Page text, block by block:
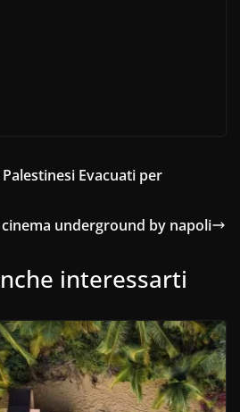
Evacuati per
underground by napoli
interessarti